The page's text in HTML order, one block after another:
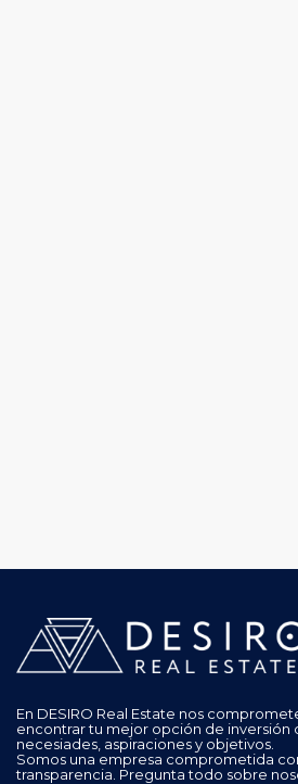
En DESIRO Real Estate nos
encontrar tu mejor opción de inversión
necesiades, aspiraciones y objetivos.
Somos una empresa comprometida
transparencia. Pregunta todo sobre